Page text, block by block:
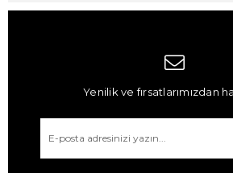
Yenilik ve fırsatlarımızdan